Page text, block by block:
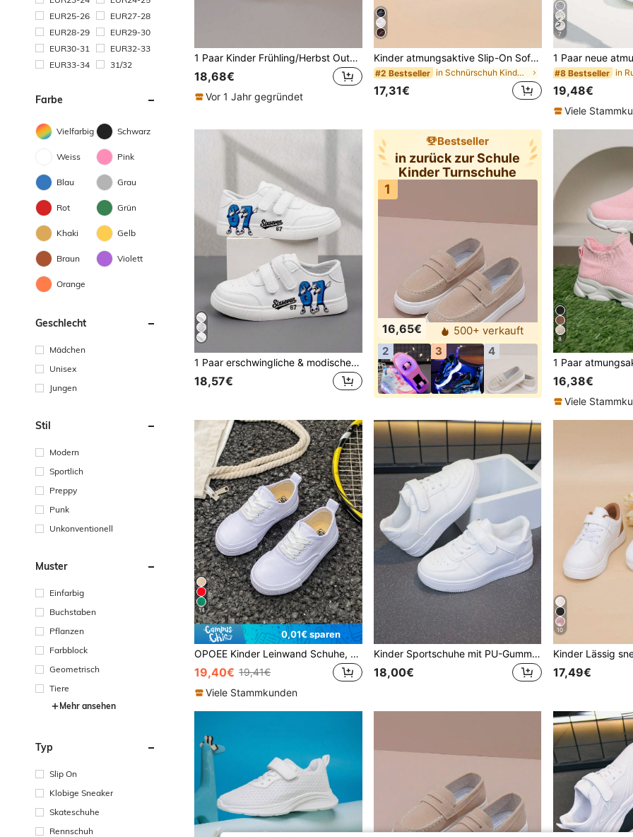
EUR25-26
EUR27-28
EUR28-29
EUR29-30
EUR30-31
EUR32-33
EUR33-34
31/32
Farbe
Vielfarbig Schwarz
Weiss Pink
Blau Grau
Rot Grün
Khaki Gelb
Braun Violett
Orange
Geschlecht
Mädchen
Unisex
Jungen
Stil
Modern
Sportlich
Preppy
Punk
Unkonventionell
Muster
Einfarbig
Buchstaben
Pflanzen
Farbblock
Geometrisch
Tiere
Mehr ansehen
Typ
Slip On
Klobige Sneaker
Skateschuhe
Rennschuh
1 Paar Kinder Frühling/Herbst Outdoor Sportschuhe, modische rutschfeste lässige Laufschuhe, leichte Sportschuhe
18,68€
Vor 1 Jahr gegründet
Kinder atmungsaktive Slip-On Soft-Bottom bequeme Lässig-Sneaker, Frühling/Herbst
#2 Bestseller in Schnürschuh Kinder Turnschuhe
17,31€
7
#8 Bestseller
19,48€
Viele
1 Paar erschwingliche & modische Casual Sportschuhe für Kinder, strapazierfähige Basketball Sneaker geeignet für den täglichen Gebrauch und Outdoor-Aktivitäten, Weihnachtsgeschenk, Outdoor-Spielschuhe, lustig gestaltete Schuhe, cartoon-bedruckte Schuhe, atmungsaktive Stoffschuhe, flexible Sohle, Kinder Sportschuhe, Feriengeschenk, 2D flach
18,57€
Bestseller
in zurück zur Schule
Kinder Turnschuhe
1
16,65€
500+ verkauft
2
3 4
8
16,38€
Viele
14
0,01€ sparen
OPOEE Kinder Leinwand Schuhe, koreanische Frühjahrs- und Herbst-Version, einfach stilvolle, modische Low-Cut Freizeitschuhe, klassische weiße Sportschuhe für Sport, Skateboarding und Freizeitkleidung
19,40€ 19,41€
Viele Stammkunden
Kinder Sportschuhe mit PU-Gummisohle, rutschfest, Klettverschluss, für Outdoor-Lässig- und Spaziergänge, Sneaker
18,00€
10
17,49€